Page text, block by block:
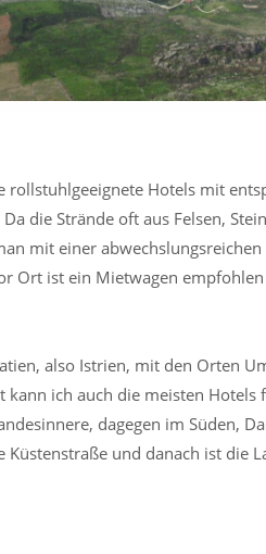
Hotels mit
die Strände oft aus Felsen,
mit einer
Ort ist ein Mietwagen
also Istrien, mit den Orten
ich auch die meisten
dagegen im Süden,
und danach ist die